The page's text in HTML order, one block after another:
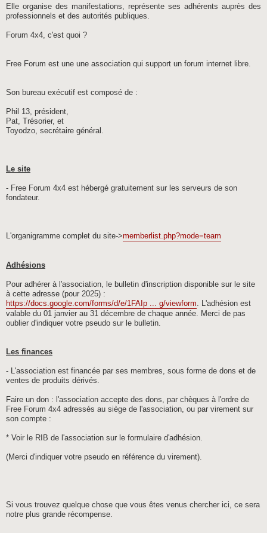
Elle organise des manifestations, représente ses adhérents auprès des
professionnels et des autorités publiques.
Forum 4x4, c'est quoi ?
Free Forum est une une association qui support un forum internet libre.
Son bureau exécutif est composé de :
Phil 13, président,
Pat, Trésorier, et
Toyodzo, secrétaire général.
Le site
- Free Forum 4x4 est hébergé gratuitement sur les serveurs de son
fondateur.
L'organigramme complet du site->memberlist.php?mode=team
Adhésions
Pour adhérer à l'association, le bulletin d'inscription disponible sur le site
à cette adresse (pour 2025) :
https://docs.google.com/forms/d/e/1FAIp ... g/viewform. L'adhésion est
valable du 01 janvier au 31 décembre de chaque année. Merci de pas
oublier d'indiquer votre pseudo sur le bulletin.
Les finances
- L'association est financée par ses membres, sous forme de dons et de
ventes de produits dérivés.
Faire un don : l'association accepte des dons, par chèques à l'ordre de
Free Forum 4x4 adressés au siège de l'association, ou par virement sur
son compte :
* Voir le RIB de l'association sur le formulaire d'adhésion.
(Merci d'indiquer votre pseudo en référence du virement).
Si vous trouvez quelque chose que vous êtes venus chercher ici, ce sera
notre plus grande récompense.